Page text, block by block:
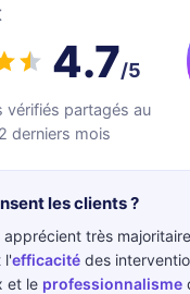
4.7/5
vérifiés partagés au
derniers mois
les clients ?
apprécient très
l'efficacité des
et le professionnalisme